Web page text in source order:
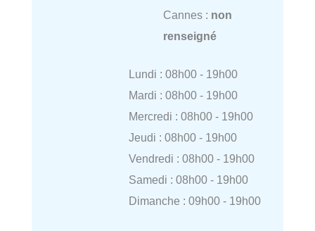
Cannes : non
renseigné
Lundi : 08h00 - 19h00
Mardi : 08h00 - 19h00
Mercredi : 08h00 - 19h00
Jeudi : 08h00 - 19h00
Vendredi : 08h00 - 19h00
Samedi : 08h00 - 19h00
Dimanche : 09h00 - 19h00